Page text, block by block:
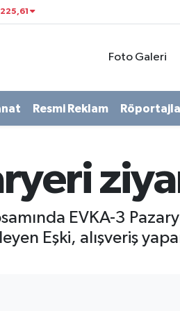
Foto Galeri
Resmi Reklam
EVKA-3
Eşki, alışveriş